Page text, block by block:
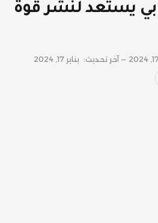
يستعد لنشر قوة
آخر تحديث: يناير 17, 2024